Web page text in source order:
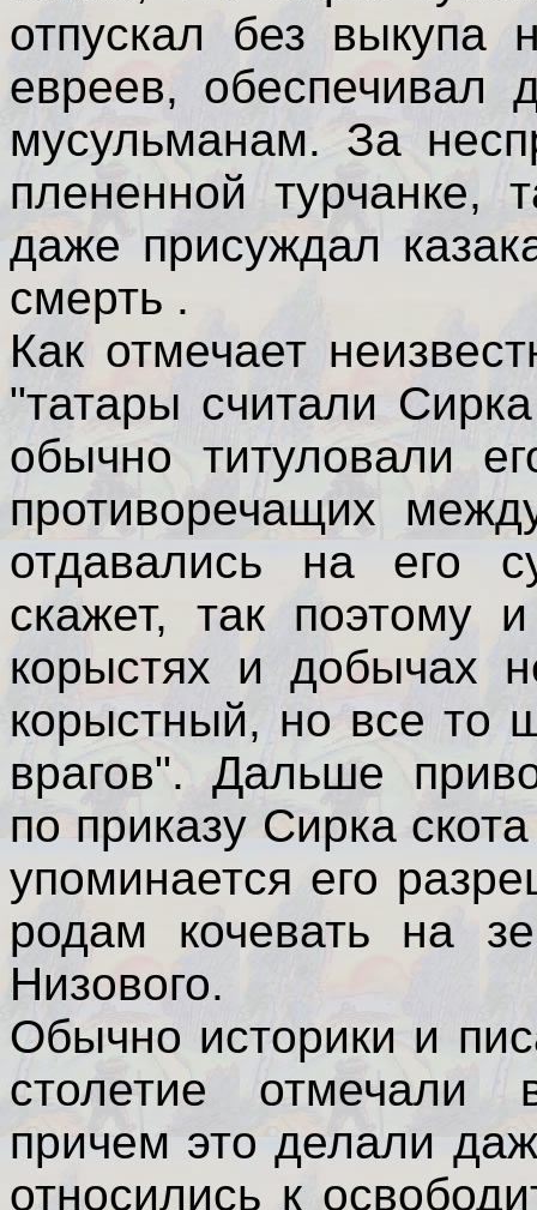
отпускал без выкупа
евреев, обеспечивал
мусульманам. За
плененной турчанке,
даже присуждал
смерть .
Как отмечает
"татары считали
обычно титуловали
противоречащих
отдавались на его
скажет, так поэтому
корыстях и добычах
корыстный, но все то
врагов". Дальше
по приказу Сирка
упоминается его
родам кочевать на
Низового.
Обычно историки и
столетие отмечали
причем это делали
относились к